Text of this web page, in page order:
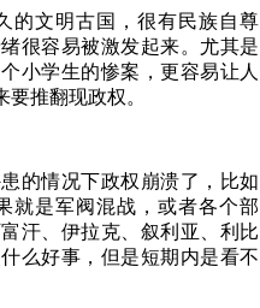
的文明古国，很有民族自尊
很容易被激发起来。尤其是
小学生的惨案，更容易让人
推翻现政权。
的情况下政权崩溃了，比如
就是军阀混战，或者各个部
汗、伊拉克、叙利亚、利比
么好事，但是短期内是看不